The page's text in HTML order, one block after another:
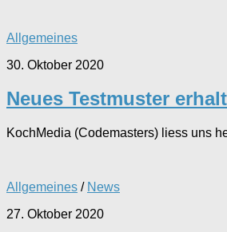
Allgemeines
30. Oktober 2020
Neues Testmuster
KochMedia (Codemasters) liess uns
Allgemeines / News
27. Oktober 2020